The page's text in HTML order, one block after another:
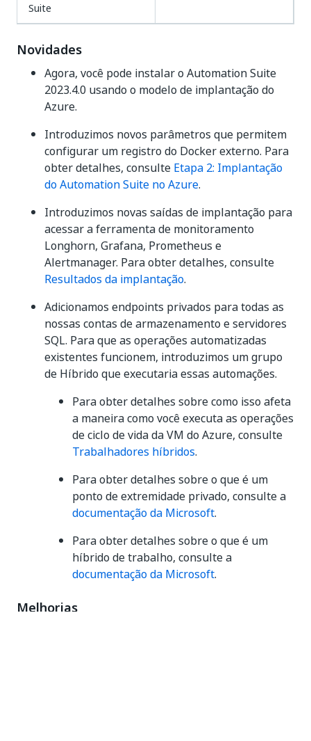
Suite
Novidades
Agora, você pode instalar o Automation Suite
2023.4.0 usando o modelo de implantação do
Azure.
Introduzimos novos parâmetros que permitem
configurar um registro do Docker externo. Para
obter detalhes, consulte Etapa 2: Implantação
do Automation Suite no Azure.
Introduzimos novas saídas de implantação para
acessar a ferramenta de monitoramento
Longhorn, Grafana, Prometheus e
Alertmanager. Para obter detalhes, consulte
Resultados da implantação.
Adicionamos endpoints privados para todas as
nossas contas de armazenamento e servidores
SQL. Para que as operações automatizadas
existentes funcionem, introduzimos um grupo
de Híbrido que executaria essas automações.
Para obter detalhes sobre como isso afeta
a maneira como você executa as operações
de ciclo de vida da VM do Azure, consulte
Trabalhadores híbridos.
Para obter detalhes sobre o que é um
ponto de extremidade privado, consulte a
documentação da Microsoft.
Para obter detalhes sobre o que é um
híbrido de trabalho, consulte a
documentação da Microsoft.
Melhorias